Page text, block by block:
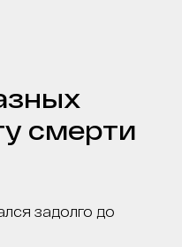
смерти
задолго до